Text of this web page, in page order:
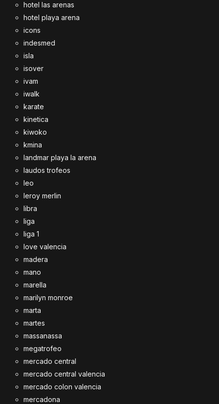
hotel las arenas
hotel playa arena
icons
indesmed
isla
isover
ivam
iwalk
karate
kinetica
kiwoko
kmina
landmar playa la arena
laudos trofeos
leo
leroy merlin
libra
liga
liga 1
love valencia
madera
mano
marella
marilyn monroe
marta
martes
massanassa
megatrofeo
mercado central
mercado central valencia
mercado colon valencia
mercadona